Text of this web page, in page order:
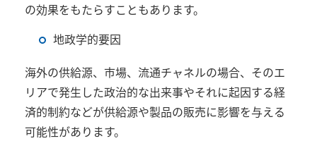
の効果をもたらすこともあります。
地政学的要因
海外の供給源、市場、流通チャネルの場合、そのエ
リアで発生した政治的な出来事やそれに起因する経
済的制約などが供給源や製品の販売に影響を与える
可能性があります。